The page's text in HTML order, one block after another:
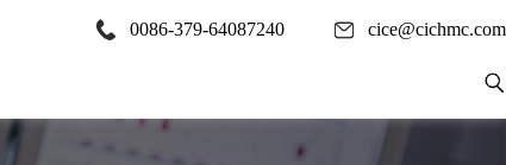
0086-379-64087240 cice@cichmc.com